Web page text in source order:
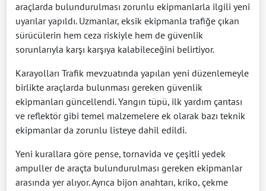
araçlarda bulundurulması zorunlu ekipmanlarla ilgili yeni
uyarılar yapıldı. Uzmanlar, eksik ekipmanla trafiğe çıkan
sürücülerin hem ceza riskiyle hem de güvenlik
sorunlarıyla karşı karşıya kalabileceğini belirtiyor.
Karayolları Trafik mevzuatında yapılan yeni düzenlemeyle
birlikte araçlarda bulunması gereken güvenlik
ekipmanları güncellendi. Yangın tüpü, ilk yardım çantası
ve reflektör gibi temel malzemelere ek olarak bazı teknik
ekipmanlar da zorunlu listeye dahil edildi.
Yeni kurallara göre pense, tornavida ve çeşitli yedek
ampuller de araçta bulundurulması gereken ekipmanlar
arasında yer alıyor. Ayrıca bijon anahtarı, kriko, çekme